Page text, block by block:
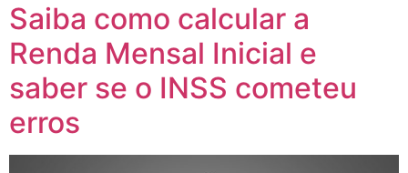
Saiba como calcular a
Renda Mensal Inicial e
saber se o INSS cometeu
erros